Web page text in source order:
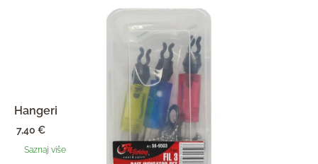
Hangeri
7,40€
Saznaj više